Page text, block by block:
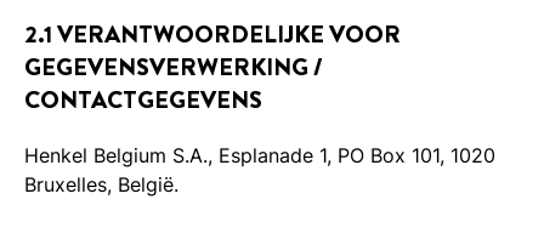
2.1 VERANTWOORDELIJKE VOOR
GEGEVENSVERWERKING /
CONTACTGEGEVENS
Henkel Belgium S.A., Esplanade 1, PO Box 101, 1020
Bruxelles, België.